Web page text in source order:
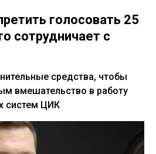
голосовать 25
сотрудничает с
средства, чтобы
вмешательство в работу
систем ЦИК